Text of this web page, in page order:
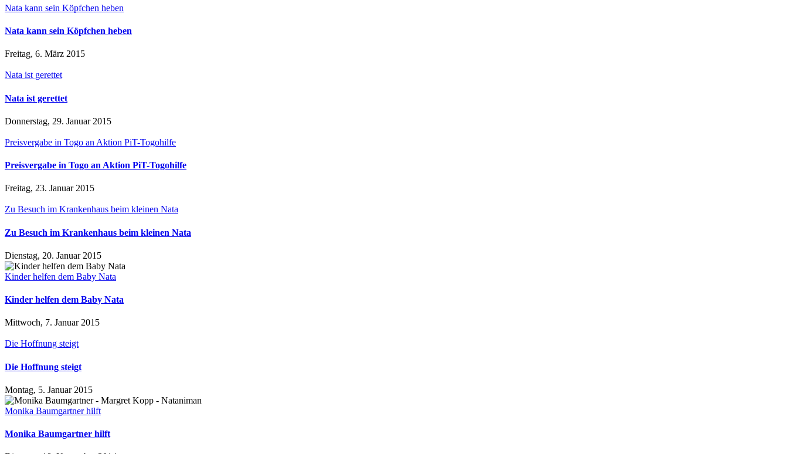
Nata kann sein Köpfchen heben
Nata kann sein Köpfchen heben
Freitag, 6. März 2015
Nata ist gerettet
Nata ist gerettet
Donnerstag, 29. Januar 2015
Preisvergabe in Togo an Aktion PiT-Togohilfe
Preisvergabe in Togo an Aktion PiT-Togohilfe
Freitag, 23. Januar 2015
Zu Besuch im Krankenhaus beim kleinen Nata
Zu Besuch im Krankenhaus beim kleinen Nata
Dienstag, 20. Januar 2015
Kinder helfen dem Baby Nata
Kinder helfen dem Baby Nata
Mittwoch, 7. Januar 2015
Die Hoffnung steigt
Die Hoffnung steigt
Montag, 5. Januar 2015
Monika Baumgartner hilft
Monika Baumgartner hilft